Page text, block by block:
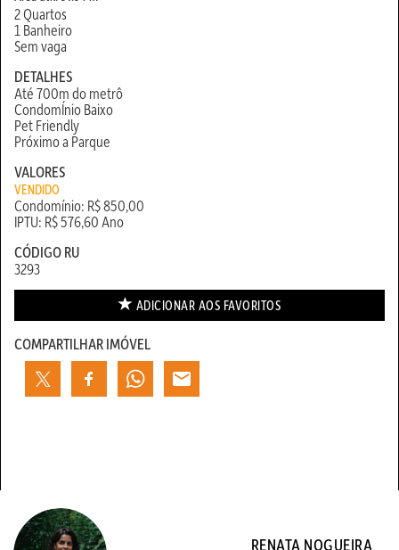
2 Quartos
1 Banheiro
Sem vaga
DETALHES
Até 700m do metrô
CondomÍnio Baixo
Pet Friendly
Próximo a Parque
VALORES
VENDIDO
Condomínio: R$ 850,00
IPTU: R$ 576,60 Ano
CÓDIGO RU
3293
ADICIONAR AOS FAVORITOS
COMPARTILHAR IMÓVEL
RENATA NOGUEIRA